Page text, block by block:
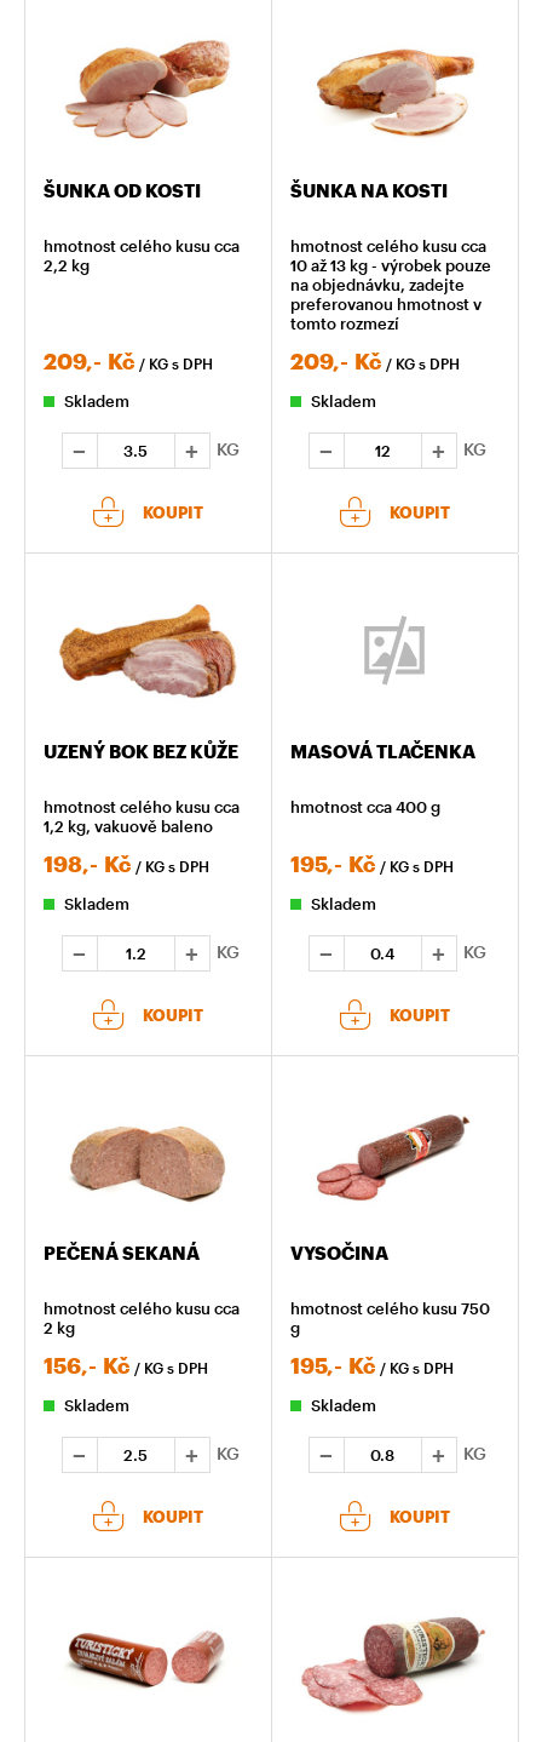
ŠUNKA OD KOSTI
hmotnost celého kusu cca
2,2 kg
209,- Kč / KG s DPH
Skladem
KG
KOUPIT
ŠUNKA NA KOSTI
hmotnost celého kusu cca
10 až 13 kg - výrobek pouze
na objednávku, zadejte
preferovanou hmotnost v
tomto rozmezí
209,- Kč / KG s DPH
Skladem
KG
KOUPIT
UZENÝ BOK BEZ KŮŽE
hmotnost celého kusu cca
1,2 kg, vakuově baleno
198,- Kč / KG s DPH
Skladem
KG
KOUPIT
MASOVÁ TLAČENKA
hmotnost cca 400 g
195,- Kč / KG s DPH
Skladem
KG
KOUPIT
PEČENÁ SEKANÁ
hmotnost celého kusu cca
2 kg
156,- Kč / KG s DPH
Skladem
KG
KOUPIT
VYSOČINA
hmotnost celého kusu 750
g
195,- Kč / KG s DPH
Skladem
KG
KOUPIT